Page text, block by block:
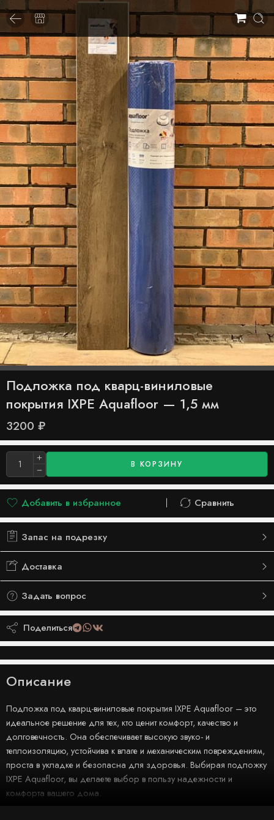
Подложка под кварц-виниловые
покрытия IXPE Aquafloor — 1,5 мм
3200 ₽
В КОРЗИНУ
Добавить в избранное
Добавлено в список желаний
Сравнить
Сравнить
Запас на подрезку
Доставка
Задать вопрос
Поделиться
Описание
Подложка под кварц-виниловые покрытия IXPE Aquafloor – это
идеальное решение для тех, кто ценит комфорт, качество и
долговечность. Она обеспечивает высокую звуко- и
теплоизоляцию, устойчива к влаге и механическим повреждениям,
проста в укладке и безопасна для здоровья. Выбирая подложку
IXPE Aquafloor, вы делаете выбор в пользу надежности и
комфорта вашего дома.